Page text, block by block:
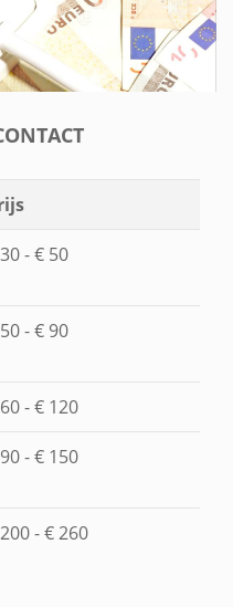
- € 50
- € 90
- € 120
- € 150
- € 260